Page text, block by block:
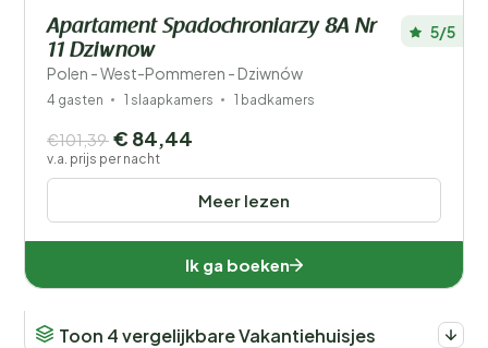
Apartament Spadochroniarzy 8A Nr
11 Dziwnow
Polen - West-Pommeren - Dziwnów
5/5
4 gasten 1 slaapkamers 1 badkamers
Meer lezen
€101,39 € 84,44
v.a. prijs per nacht
Ik ga boeken
Toon 4 vergelijkbare Vakantiehuisjes